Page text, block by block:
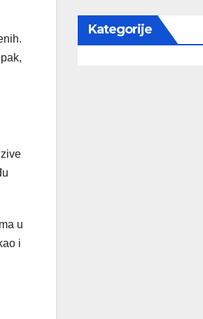
u
i
Kategorije